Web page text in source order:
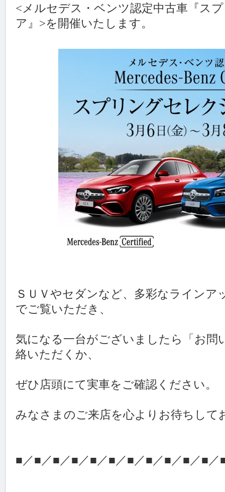
<メルセデス・ベンツ認定中古車『ス
ア』>を開催いたします。
ＳＵＶやセダンなど、多彩なラインア
でご覧いただき、
気になる一台がございましたら「お問
絡いただくか、
ぜひ店頭にて実車をご確認ください。
みなさまのご来店を心よりお待ちして
■／■／■／■／■／■／■／■／■／■／■／